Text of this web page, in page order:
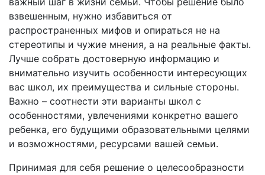
взвешенным, нужно избавиться от
распространенных мифов и опираться не на
стереотипы и чужие мнения, а на реальные факты.
Лучше собрать достоверную информацию и
внимательно изучить особенности интересующих
вас школ, их преимущества и сильные стороны.
Важно – соотнести эти варианты школ с
особенностями, увлечениями конкретно вашего
ребенка, его будущими образовательными целями
и возможностями, ресурсами вашей семьи.
Принимая для себя решение о целесообразности